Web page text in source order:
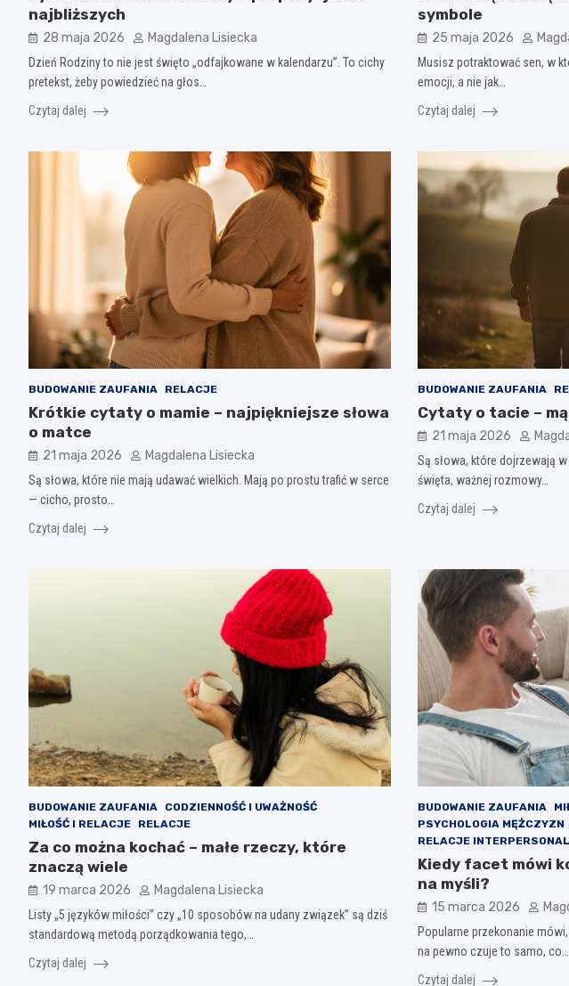
najbliższych
28 maja 2026 Magdalena Lisiecka
Dzień Rodziny to nie jest święto „odfajkowane w kalendarzu”. To cichy
pretekst, żeby powiedzieć na głos…
Czytaj dalej
symbole
25 maja 2026
Musisz potraktować sen, w
emocji, a nie jak…
Czytaj dalej
BUDOWANIE ZAUFANIA RELACJE
Krótkie cytaty o mamie – najpiękniejsze słowa
o matce
21 maja 2026 Magdalena Lisiecka
Są słowa, które nie mają udawać wielkich. Mają po prostu trafić w serce
— cicho, prosto…
Czytaj dalej
BUDOWANIE ZAUFANIA
Cytaty o tacie –
21 maja 2026
Są słowa, które dojrzewają
święta, ważnej rozmowy…
Czytaj dalej
BUDOWANIE ZAUFANIA
CODZIENNOŚĆ I UWAŻNOŚĆ
MIŁOŚĆ I RELACJE
RELACJE
Za co można kochać – małe rzeczy, które
znaczą wiele
19 marca 2026 Magdalena Lisiecka
Listy „5 języków miłości” czy „10 sposobów na udany związek” są dziś
standardową metodą porządkowania tego,…
Czytaj dalej
BUDOWANIE ZAUFANIA
PSYCHOLOGIA MĘŻCZYZN
RELACJE
Kiedy facet mówi
na myśli?
15 marca 2026
Popularne przekonanie
na pewno czuje to samo, co…
Czytaj dalej